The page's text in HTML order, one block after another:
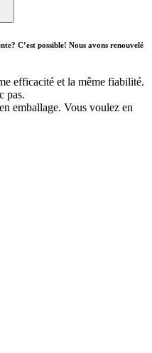
C’est possible! Nous avons renouvelé
efficacité et la même fiabilité.
pas.
emballage. Vous voulez en